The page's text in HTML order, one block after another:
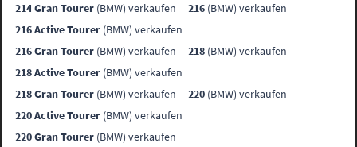
214 Gran Tourer (BMW) verkaufen 216 (BMW) verkaufen
216 Active Tourer (BMW) verkaufen
216 Gran Tourer (BMW) verkaufen 218 (BMW) verkaufen
218 Active Tourer (BMW) verkaufen
218 Gran Tourer (BMW) verkaufen 220 (BMW) verkaufen
220 Active Tourer (BMW) verkaufen
220 Gran Tourer (BMW) verkaufen